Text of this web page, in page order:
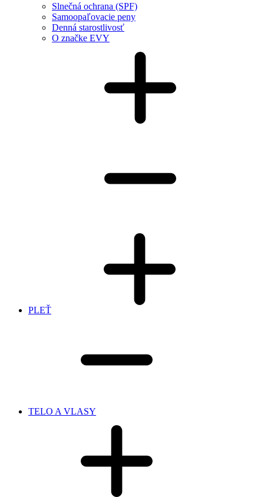
Slnečná ochrana (SPF)
Samoopaľovacie peny
Denná starostlivosť
O značke EVY
PLEŤ
TELO A VLASY